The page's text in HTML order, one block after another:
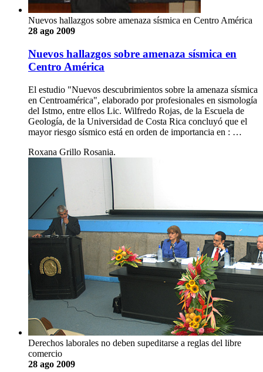
Nuevos hallazgos sobre amenaza sísmica en Centro América
28 ago 2009
Nuevos hallazgos sobre amenaza sísmica en
Centro América
El estudio "Nuevos descubrimientos sobre la amenaza sísmica
en Centroamérica", elaborado por profesionales en sismología
del Istmo, entre ellos Lic. Wilfredo Rojas, de la Escuela de
Geología, de la Universidad de Costa Rica concluyó que el
mayor riesgo sísmico está en orden de importancia en : …
Roxana Grillo Rosania.
Derechos laborales no deben supeditarse a reglas del libre
comercio
28 ago 2009